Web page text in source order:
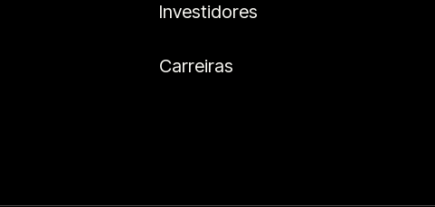
Investidores
Carreiras